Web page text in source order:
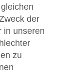
der
in unseren
zu